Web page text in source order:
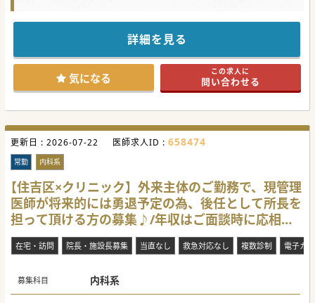
福利厚生が充実しており、借り上げ社宅、赴任手当も相談可
通常の有給とは別に、特別有給の取得も可能で、年間14日間
付与されます。
当直、オンコール無しの勤務も可能なので、家庭と仕事の両
立が可能です。
是非ともご応募ください。
詳細を見る
気になる この求人に
問い合わせる
更新日 : 2026-07-22 医師求人ID : 658474
常勤 内科系
【住吉区×クリニック】外来主体のご勤務で、現管理
医師が将来的には勇退予定の為、後任として所長を
担って頂ける方の募集♪/年収はご面談時に応相談
★
在宅・訪問 院長・施設長募集 当直なし 救急対応なし 複数診制 電子カ
募集科目 内科系